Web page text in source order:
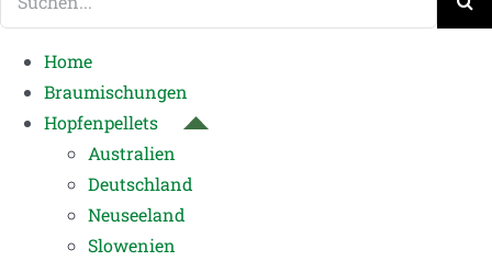
Home
Braumischungen
Hopfenpellets
Australien
Deutschland
Neuseeland
Slowenien